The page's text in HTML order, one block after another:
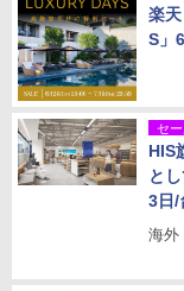
楽
S」
セ
HIS
と
3日/
海外